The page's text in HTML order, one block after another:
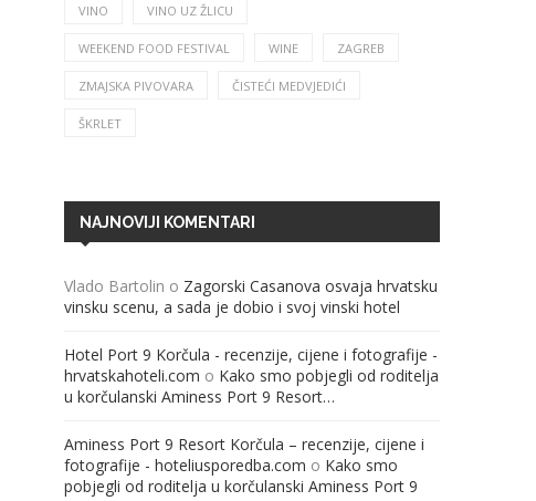
VINO VINO UZ ŽLICU
WEEKEND FOOD FESTIVAL WINE ZAGREB
ZMAJSKA PIVOVARA ČISTEĆI MEDVJEDIĆI
ŠKRLET
NAJNOVIJI KOMENTARI
Vlado Bartolin o Zagorski Casanova osvaja hrvatsku
vinsku scenu, a sada je dobio i svoj vinski hotel
Hotel Port 9 Korčula - recenzije, cijene i fotografije -
hrvatskahoteli.com o Kako smo pobjegli od roditelja
u korčulanski Aminess Port 9 Resort…
Aminess Port 9 Resort Korčula – recenzije, cijene i
fotografije - hoteliusporedba.com o Kako smo
pobjegli od roditelja u korčulanski Aminess Port 9